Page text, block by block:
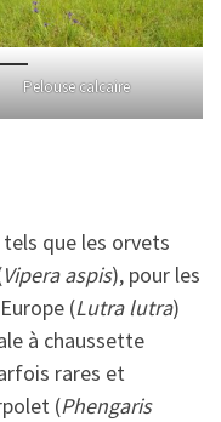
Pelouse calcaire
que les orvets
Vipera aspis), pour les
(Lutra lutra)
à chaussette
rares et
(Phengaris